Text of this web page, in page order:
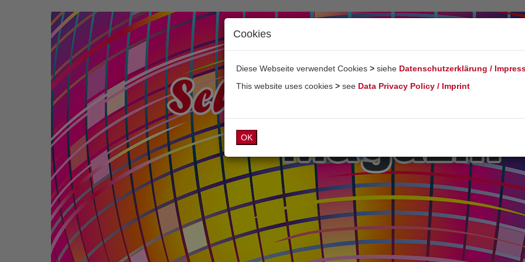
Cookies
Diese Webseite verwendet Cookies > siehe Datenschutzerklärung /
This website uses cookies > see Data Privacy Policy / Imprint
OK